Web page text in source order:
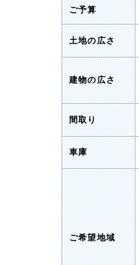
ご予算
土地の広さ
建物の広さ
間取り
車庫
ご希望地域